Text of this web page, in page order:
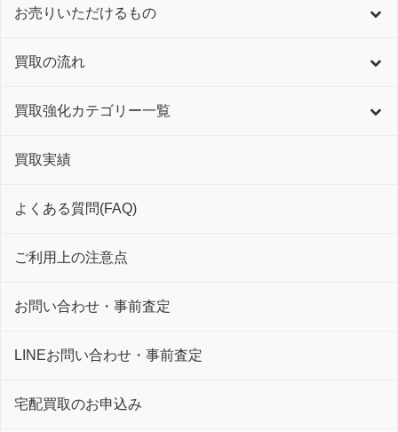
お売りいただけるもの
買取の流れ
買取強化カテゴリー一覧
買取実績
よくある質問(FAQ)
ご利用上の注意点
お問い合わせ・事前査定
LINEお問い合わせ・事前査定
宅配買取のお申込み